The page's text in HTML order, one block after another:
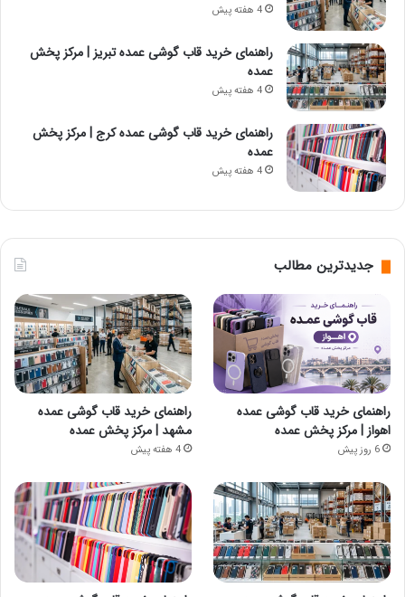
4 هفته پیش
راهنمای خرید قاب گوشی عمده تبریز | مرکز پخش
عمده
4 هفته پیش
راهنمای خرید قاب گوشی عمده کرج | مرکز پخش
عمده
4 هفته پیش
جدیدترین مطالب
راهنمای خرید قاب گوشی عمده
اهواز | مرکز پخش عمده
6 روز پیش
راهنمای خرید قاب گوشی عمده
مشهد | مرکز پخش عمده
4 هفته پیش